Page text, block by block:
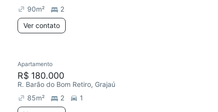
90m²
2
Ver contato
Chegou este mês
Apartamento
R$ 180.000
R. Barão do Bom Retiro, Grajaú
85m² 2
1